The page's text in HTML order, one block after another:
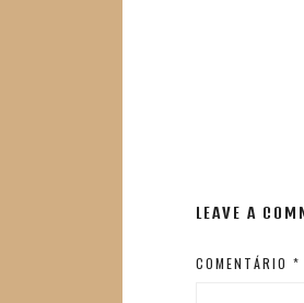
LEAVE A
COMENTÁRIO*